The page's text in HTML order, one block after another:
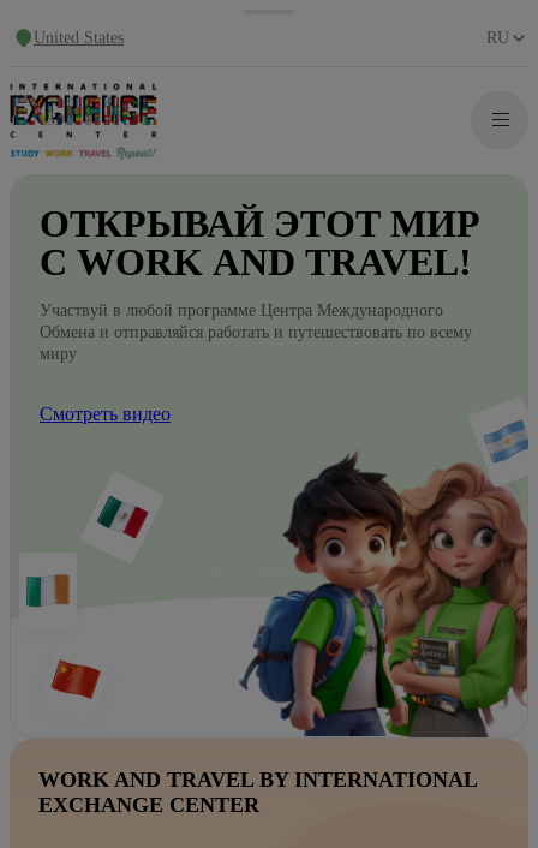
United States RU
ОТКРЫВАЙ ЭТОТ МИР
С WORK AND TRAVEL!
Участвуй в любой программе Центра Международного
Обмена и отправляйся работать и путешествовать по всему
миру
Смотреть видео
WORK AND TRAVEL BY INTERNATIONAL
EXCHANGE CENTER